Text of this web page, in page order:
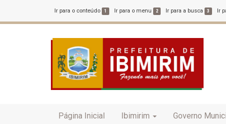
Ir para o conteúdo 1 Ir para o menu 2 Ir para a busca 3 Ir
Página Inicial Ibimirim Governo